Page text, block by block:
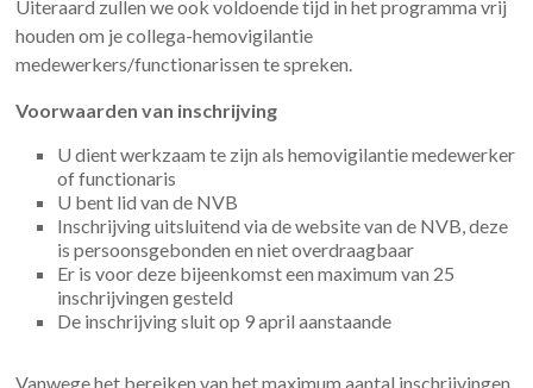
Uiteraard zullen we ook voldoende tijd in het programma vrij
houden om je collega-hemovigilantie
medewerkers/functionarissen te spreken.
Voorwaarden van inschrijving
U dient werkzaam te zijn als hemovigilantie medewerker
of functionaris
U bent lid van de NVB
Inschrijving uitsluitend via de website van de NVB, deze
is persoonsgebonden en niet overdraagbaar
Er is voor deze bijeenkomst een maximum van 25
inschrijvingen gesteld
De inschrijving sluit op 9 april aanstaande
Vanwege het bereiken van het maximum aantal inschrijvingen,